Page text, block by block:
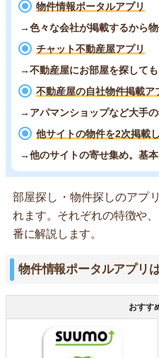
物件情報ポータルアプリ
→色々な会社が掲載するから
チャット不動産屋アプリ
→不動産屋にお部屋を探しても
不動産屋の自社物件掲載ア
→アパマンショップなど大手
他サイトの物件を2次掲載
→他のサイトの寄せ集め。基
部屋探し・物件探しのアプ
れます。それぞれの特徴や
番に解説します。
物件情報ポータルアプリ
おすす